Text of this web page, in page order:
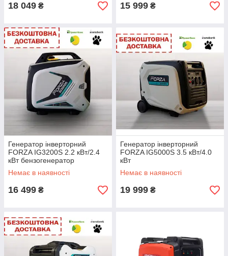
18 049 ₴ 15 999 ₴
Генератор інверторний
FORZA IG3200S 2.2 кВт/2.4
кВт бензогенератор
Немає в наявності
16 499 ₴
Генератор інверторний
FORZA IG5000S 3.5 кВт/4.0
кВт
Немає в наявності
19 999 ₴